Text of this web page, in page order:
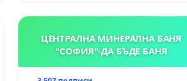
ЦЕНТРАЛНА МИНЕРАЛНА БАНЯ
"СОФИЯ"-ДА БЪДЕ БАНЯ